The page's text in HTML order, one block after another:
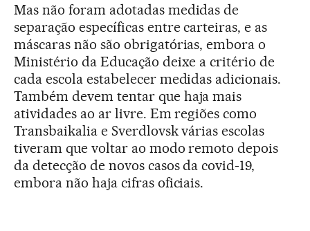
Mas não foram adotadas medidas de
separação específicas entre carteiras, e as
máscaras não são obrigatórias, embora o
Ministério da Educação deixe a critério de
cada escola estabelecer medidas adicionais.
Também devem tentar que haja mais
atividades ao ar livre. Em regiões como
Transbaikalia e Sverdlovsk várias escolas
tiveram que voltar ao modo remoto depois
da detecção de novos casos da covid-19,
embora não haja cifras oficiais.